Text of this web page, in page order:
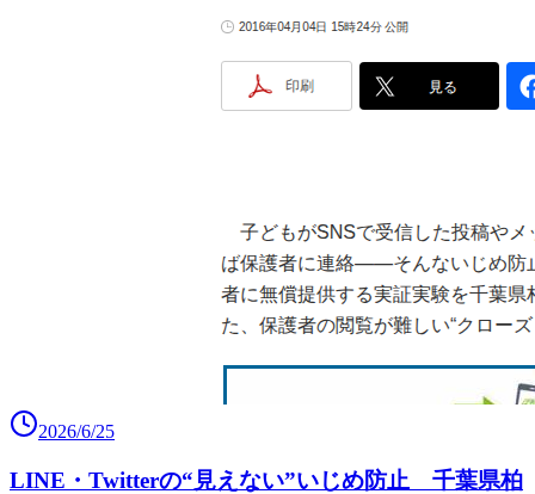
2026/6/25
LINE・Twitterの“見えない”いじめ防止 千葉県柏